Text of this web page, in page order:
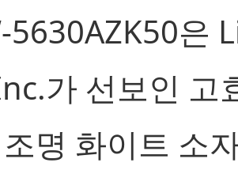
5630AZK50은
가 선보인 고
조명 화이트 소